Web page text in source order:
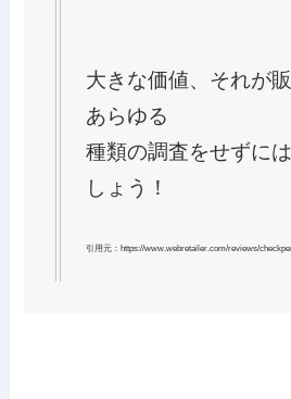
大きな価値、それが
あらゆる
種類の調査をせずに
しょう！
引用元：https://www.webretailer.com/reviews/